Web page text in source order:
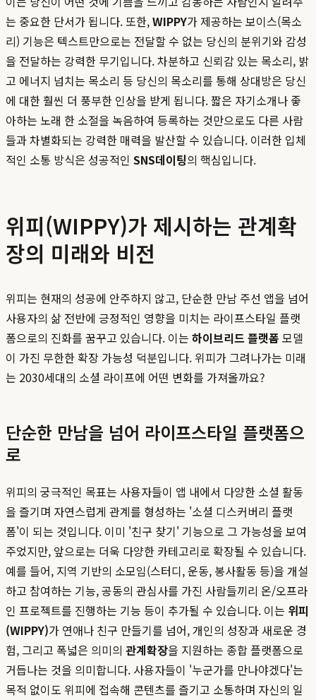
는 중요한 단서가 됩니다. 또한,WIPPY가 제공하는 보이스(목소
리) 기능은 텍스트만으로는 전달할 수 없는 당신의 분위기와 감성
을 전달하는 강력한 무기입니다. 차분하고 신뢰감 있는 목소리, 밝
고 에너지 넘치는 목소리 등 당신의 목소리를 통해 상대방은 당신
에 대한 훨씬 더 풍부한 인상을 받게 됩니다. 짧은 자기소개나 좋
아하는 노래 한 소절을 녹음하여 등록하는 것만으로도 다른 사람
들과 차별화되는 강력한 매력을 발산할 수 있습니다. 이러한 입체
적인 소통 방식은 성공적인 SNS데이팅의 핵심입니다.
위피(WIPPY)가 제시하는 관계확
장의 미래와 비전
위피는 현재의 성공에 안주하지 않고, 단순한 만남 주선 앱을 넘어
사용자의 삶 전반에 긍정적인 영향을 미치는 라이프스타일 플랫
폼으로의 진화를 꿈꾸고 있습니다. 이는 하이브리드 플랫폼 모델
이 가진 무한한 확장 가능성 덕분입니다. 위피가 그려나가는 미래
는 2030세대의 소셜 라이프에 어떤 변화를 가져올까요?
단순한 만남을 넘어 라이프스타일 플랫폼으
로
위피의 궁극적인 목표는 사용자들이 앱 내에서 다양한 소셜 활동
을 즐기며 자연스럽게 관계를 형성하는 '소셜 디스커버리 플랫
폼'이 되는 것입니다. 이미 '친구 찾기' 기능으로 그 가능성을 보여
주었지만, 앞으로는 더욱 다양한 카테고리로 확장될 수 있습니다.
예를 들어, 지역 기반의 소모임(스터디, 운동, 봉사활동 등)을 개설
하고 참여하는 기능, 공동의 관심사를 가진 사람들끼리 온/오프라
인 프로젝트를 진행하는 기능 등이 추가될 수 있습니다. 이는 위피
(WIPPY)가 연애나 친구 만들기를 넘어, 개인의 성장과 새로운 경
험, 그리고 폭넓은 의미의 관계확장을 지원하는 종합 플랫폼으로
거듭나는 것을 의미합니다. 사용자들이 '누군가를 만나야겠다'는
목적 없이도 위피에 접속해 콘텐츠를 즐기고 소통하며 자신의 일